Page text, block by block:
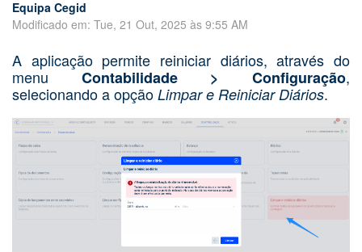
Equipa Cegid
Modificado em: Tue, 21 Out, 2025 às 9:55 AM
A aplicação permite reiniciar diários, através do
menu Contabilidade > Configuração,
selecionando a opção Limpar e Reiniciar Diários.